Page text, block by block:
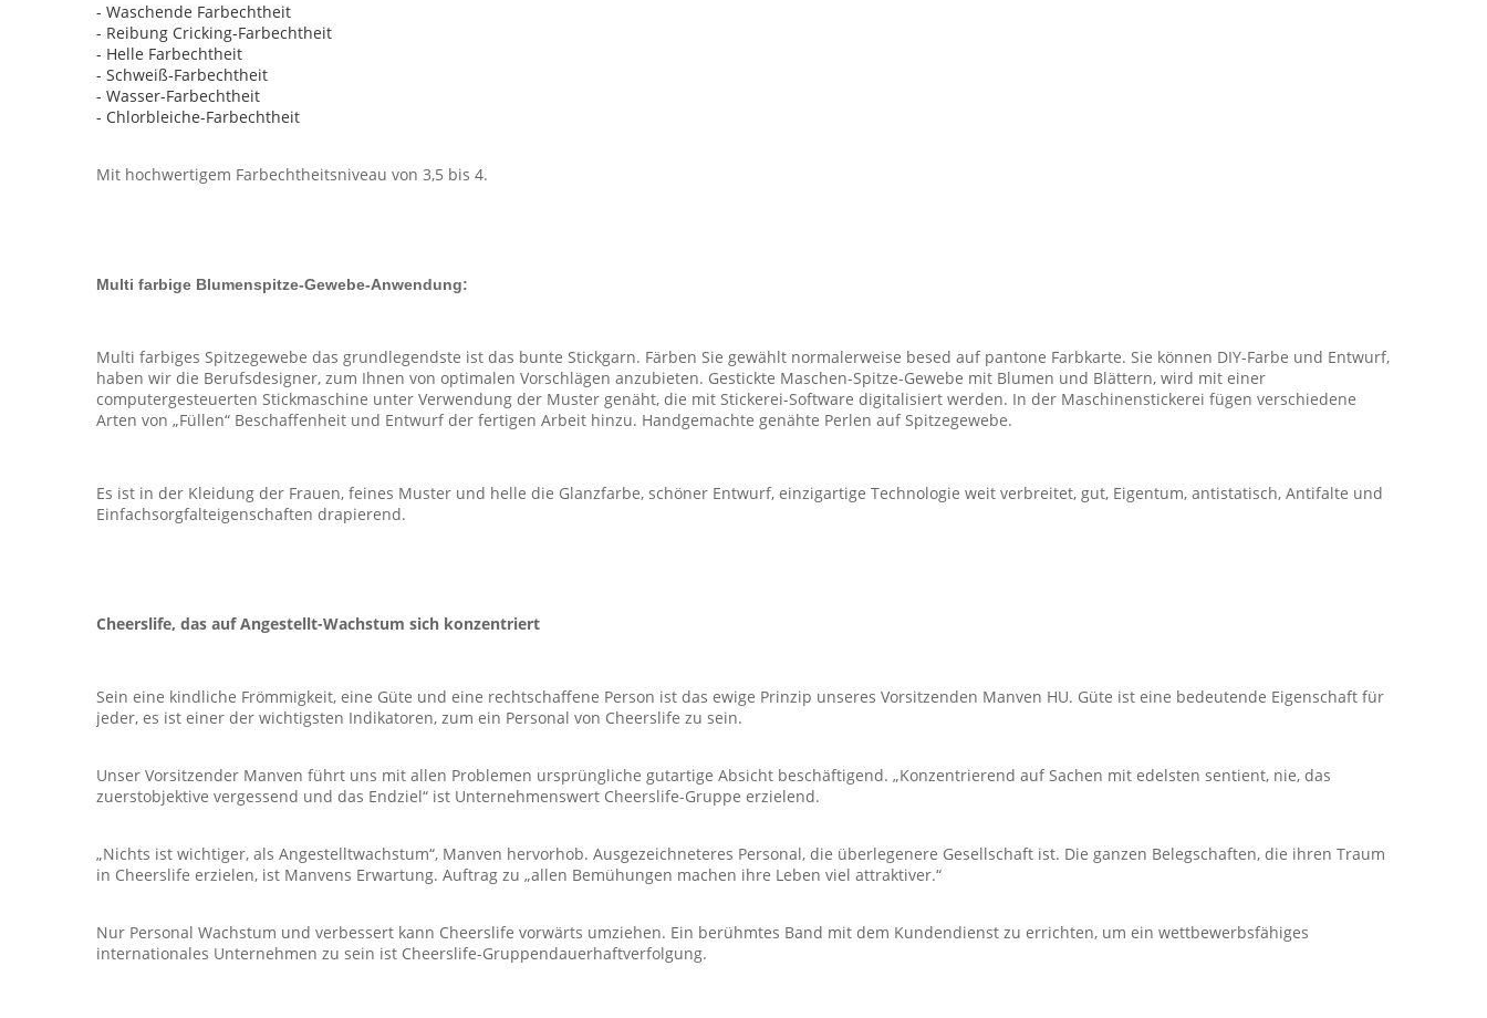
- Waschende Farbechtheit
- Reibung Cricking-Farbechtheit
- Helle Farbechtheit
- Schweiß-Farbechtheit
- Wasser-Farbechtheit
- Chlorbleiche-Farbechtheit
Mit hochwertigem Farbechtheitsniveau von 3,5 bis 4.
Multi farbige Blumenspitze-Gewebe-Anwendung:
Multi farbiges Spitzegewebe das grundlegendste ist das bunte Stickgarn. Färben Sie gewählt normalerweise besed auf pantone Farbkarte. Sie können DIY-Farbe und Entwurf,
haben wir die Berufsdesigner, zum Ihnen von optimalen Vorschlägen anzubieten. Gestickte Maschen-Spitze-Gewebe mit Blumen und Blättern, wird mit einer
computergesteuerten Stickmaschine unter Verwendung der Muster genäht, die mit Stickerei-Software digitalisiert werden. In der Maschinenstickerei fügen verschiedene
Arten von „Füllen“ Beschaffenheit und Entwurf der fertigen Arbeit hinzu. Handgemachte genähte Perlen auf Spitzegewebe.
Es ist in der Kleidung der Frauen, feines Muster und helle die Glanzfarbe, schöner Entwurf, einzigartige Technologie weit verbreitet, gut, Eigentum, antistatisch, Antifalte und
Einfachsorgfalteigenschaften drapierend.
Cheerslife, das auf Angestellt-Wachstum sich konzentriert
Sein eine kindliche Frömmigkeit, eine Güte und eine rechtschaffene Person ist das ewige Prinzip unseres Vorsitzenden Manven HU. Güte ist eine bedeutende Eigenschaft für
jeder, es ist einer der wichtigsten Indikatoren, zum ein Personal von Cheerslife zu sein.
Unser Vorsitzender Manven führt uns mit allen Problemen ursprüngliche gutartige Absicht beschäftigend. „Konzentrierend auf Sachen mit edelsten sentient, nie, das
zuerstobjektive vergessend und das Endziel“ ist Unternehmenswert Cheerslife-Gruppe erzielend.
„Nichts ist wichtiger, als Angestelltwachstum“, Manven hervorhob. Ausgezeichneteres Personal, die überlegenere Gesellschaft ist. Die ganzen Belegschaften, die ihren Traum
in Cheerslife erzielen, ist Manvens Erwartung. Auftrag zu „allen Bemühungen machen ihre Leben viel attraktiver.“
Nur Personal Wachstum und verbessert kann Cheerslife vorwärts umziehen. Ein berühmtes Band mit dem Kundendienst zu errichten, um ein wettbewerbsfähiges
internationales Unternehmen zu sein ist Cheerslife-Gruppendauerhaftverfolgung.